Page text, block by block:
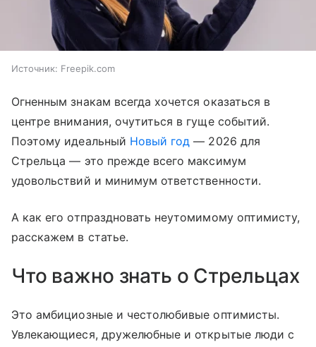
Источник: Freepik.com
Огненным знакам всегда хочется оказаться в
центре внимания, очутиться в гуще событий.
Поэтому идеальный Новый год — 2026 для
Стрельца — это прежде всего максимум
удовольствий и минимум ответственности.
А как его отпраздновать неутомимому оптимисту,
расскажем в статье.
Что важно знать о Стрельцах
Это амбициозные и честолюбивые оптимисты.
Увлекающиеся, дружелюбные и открытые люди с